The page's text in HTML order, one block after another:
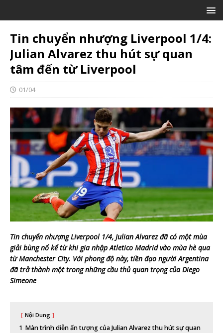
Tin chuyển nhượng Liverpool 1/4:
Julian Alvarez thu hút sự quan
tâm đến từ Liverpool
01/04
Tin chuyển nhượng Liverpool 1/4, Julian Alvarez đã có một mùa
giải bùng nổ kể từ khi gia nhập Atletico Madrid vào mùa hè qua
từ Manchester City. Với phong độ này, tiền đạo người Argentina
đã trở thành một trong những cầu thủ quan trọng của Diego
Simeone
Nội Dung
1 Màn trình diễn ấn tượng của Julian Alvarez thu hút sự quan